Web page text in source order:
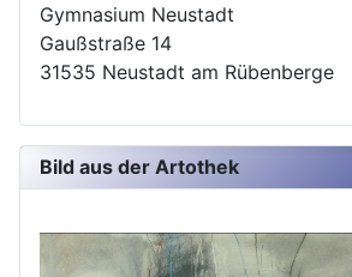
Gymnasium Neustadt
Gaußstraße 14
31535 Neustadt am Rübenberge
Bild aus der Artothek